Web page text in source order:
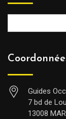
Guides
7 bd de
13008